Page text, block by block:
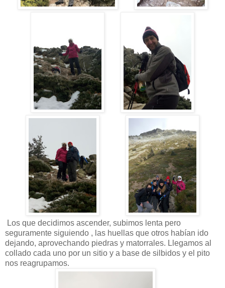
Los que decidimos ascender, subimos lenta pero
seguramente siguiendo , las huellas que otros habían ido
dejando, aprovechando piedras y matorrales. Llegamos al
collado cada uno por un sitio y a base de silbidos y el pito
nos reagrupamos.